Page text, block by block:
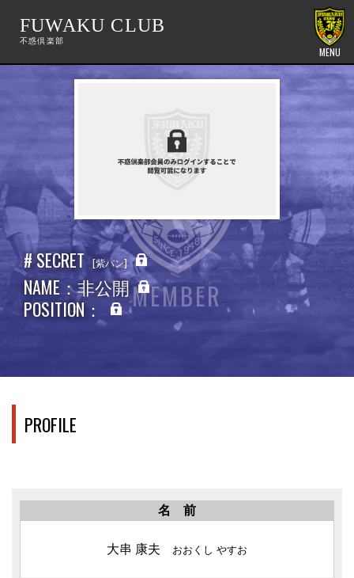
FUWAKU CLUB
MENU
MEMBER
# SECRET 紫パン
NAME：非公開
POSITION：
PROFILE
名 前
大串 康夫 おおくし やすお